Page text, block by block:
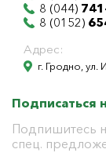
8 (044)
8 (0152)
Адрес:
г. Гродно,
Подписаться
Подпишитесь
спец.